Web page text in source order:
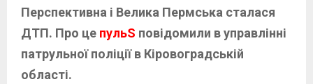
Перспективна і Велика Пермська сталася
ДТП. Про це пульS повідомили в управлінні
патрульної поліції в Кіровоградській
області.